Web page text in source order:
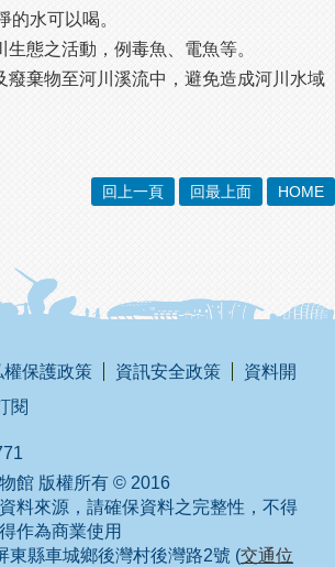
的水可以喝。
態之活動，例毒魚、電魚等。
癈棄物至河川溪流中，避免造成河川水域
回上一頁 回最上面 HOME
權保護政策 資訊安全政策
資料開
閱
館 版權所有 © 2016
料來源，請確保資料之完整性，不得
作為商業使用
東縣車城鄉後灣村後灣路2號 (交通位